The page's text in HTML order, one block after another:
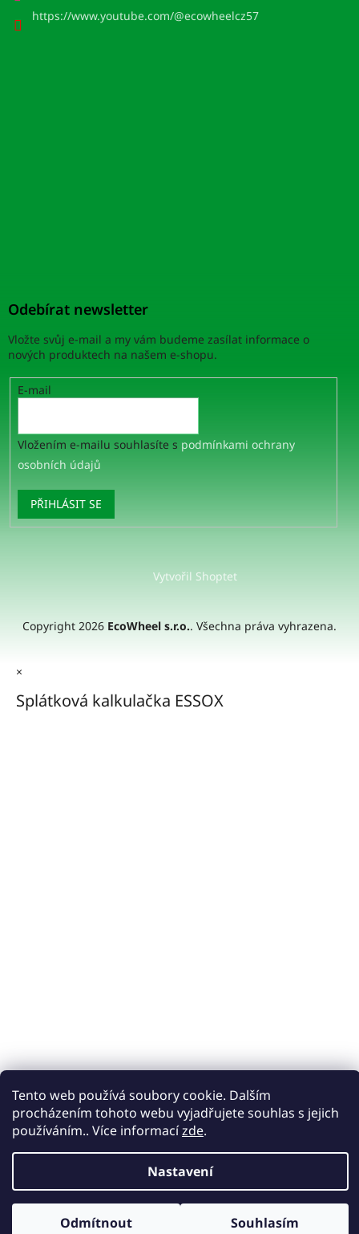
Tento web používá soubory cookie. Dalším
procházením tohoto webu vyjadřujete souhlas s jejich
používáním.. Více informacízde.
Nastavení
Odmítnout Souhlasím
https://www.youtube.com/@ecowheelcz57
Odebírat newsletter
Vložte svůj e-mail a my vám budeme zasílat informace o
nových produktech na našem e-shopu.
E-mail
Vložením e-mailu souhlasíte s podmínkami ochrany
osobních údajů
PŘIHLÁSIT SE
Vytvořil Shoptet
Copyright 2026 EcoWheel s.r.o.. Všechna práva vyhrazena.
×
Splátková kalkulačka ESSOX